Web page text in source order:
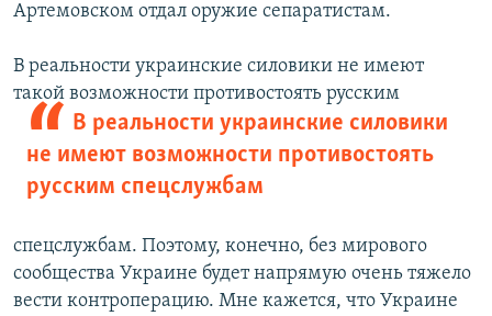
Артемовском отдал оружие сепаратистам.
В реальности украинские силовики не имеют
такой возможности противостоять
В реальности украинские силовики
не имеют возможности противостоять
русским спецслужбам
русским
спецслужбам. Поэтому, конечно, без мирового
сообщества Украине будет напрямую очень тяжело
вести контроперацию. Мне кажется, что Украине